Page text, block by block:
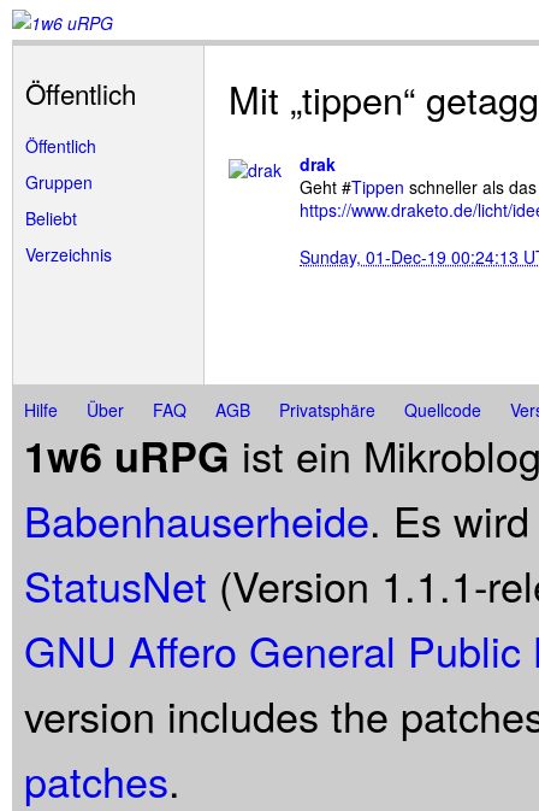
Öffentlich
Öffentlich
Gruppen
Beliebt
Verzeichnis
Mit „tippen“
drak
Geht #Tippen schneller als
https://www.draketo.de/licht/
Sunday, 01-Dec-19 00:24:13
Hilfe Über FAQ AGB Privatsphäre Quellcode
1w6 uRPG ist ein
Babenhauserheide. Es
StatusNet (Version 1.1.1-
GNU Affero General Public
version includes the
patches.